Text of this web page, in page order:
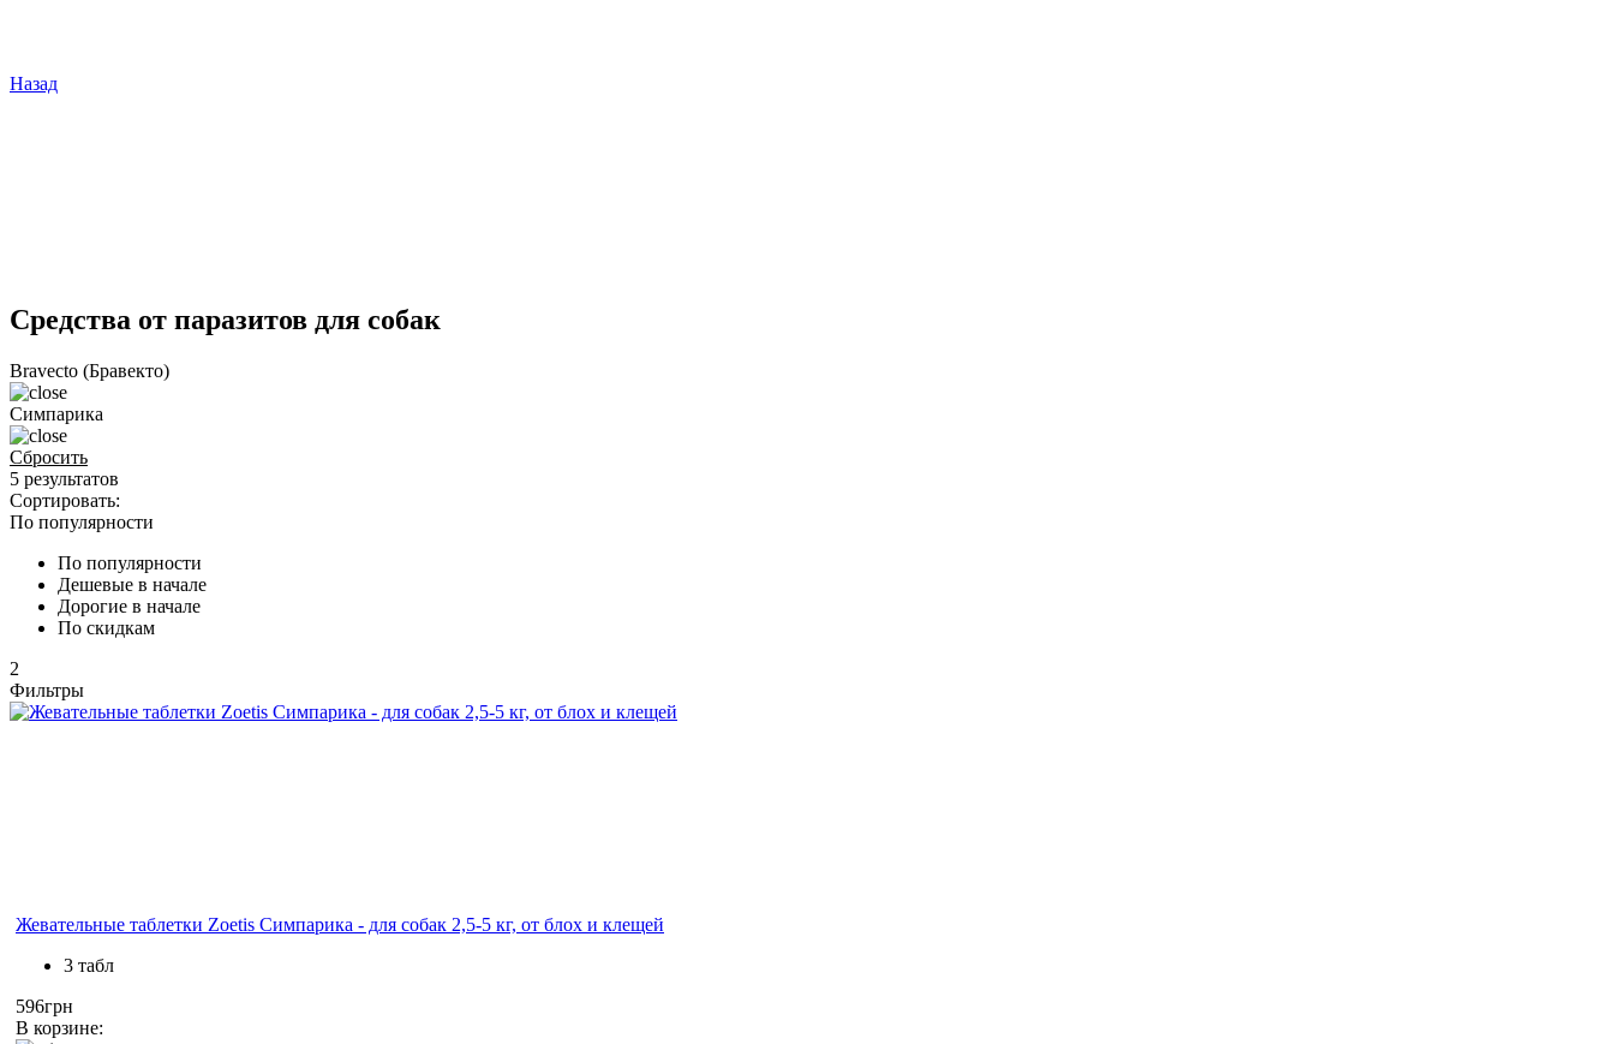
Назад
Средства от паразитов для собак
Bravecto (Бравекто)
Симпарика
Сбросить
5 результатов
Сортировать:
По популярности
По популярности
Дешевые в начале
Дорогие в начале
По скидкам
2
Фильтры
Жевательные таблетки Zoetis Симпарика - для собак 2,5-5 кг, от блох и клещей
3 табл
596грн
В корзине: